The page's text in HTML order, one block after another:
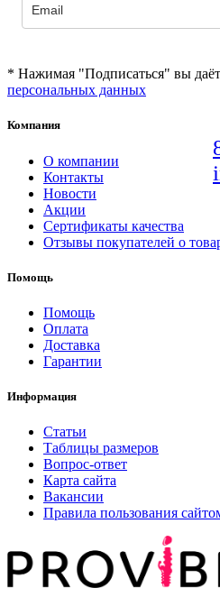
* Нажимая "Подписаться" вы
персональных данных
Компания
О компании
Контакты
Новости
Акции
Сертификаты качества
Отзывы покупателей о
Помощь
Помощь
Оплата
Доставка
Гарантии
Информация
Статьи
Таблицы размеров
Вопрос-ответ
Карта сайта
Вакансии
Правила пользования